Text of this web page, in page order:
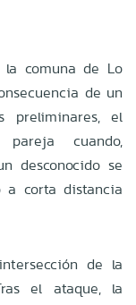
comuna de Lo
de un
preliminares, el
cuando,
desconocido se
a corta distancia
de la
el ataque, la